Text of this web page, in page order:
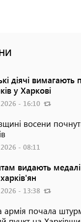
діячі вимагають
у Харкові
- 16:10
восени
- 08:11
видають медалі
- 13:38
армія почала